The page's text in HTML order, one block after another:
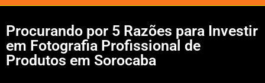
Procurando por 5 Razões para Investir
em Fotografia Profissional de
Produtos em Sorocaba